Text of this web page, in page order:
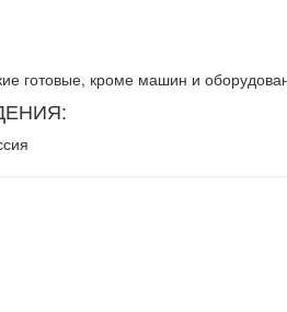
готовые, кроме машин и